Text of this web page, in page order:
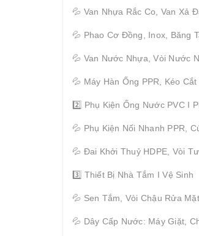
💦 Van Nhựa Rắc Co, Van Xả
💦 Phao Cơ Đồng, Inox, Băng
💦 Van Nước Nhựa, Vòi Nước
💦 Máy Hàn Ống PPR, Kéo
2️⃣ Phụ Kiện Ống Nước PVC I
💦 Phụ Kiện Nối Nhanh PPR,
💦 Đai Khởi Thuỷ HDPE, Vòi
3️⃣ Thiết Bị Nhà Tắm I Vệ Sinh
💦 Sen Tắm, Vòi Chậu Rửa
💦 Dây Cấp Nước: Máy Giặt,